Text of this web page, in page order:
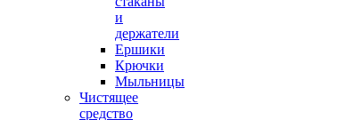
и
держатели
Ершики
Крючки
Мыльницы
Чистящее
средство